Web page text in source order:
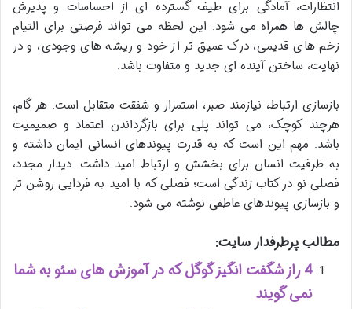
انتظارات، آمادگی برای طیف گسترده ای از احساسات و پذیرش
چالش ها همراه می شود. این لحظه می تواند فرصتی برای التیام
زخم های قدیمی، درک عمیق تر از خود و ریشه های وجودی، و در
نهایت، ساختن آینده ای جدید و متفاوت باشد.
بازسازی ارتباط، نیازمند صبر، استمرار و شفقت متقابل است. هر گام،
هرچند کوچک، می تواند پلی برای بازگرداندن اعتماد و صمیمیت
باشد. مهم این است که به قدرت پیوندهای انسانی ایمان داشته و
به ظرفیت انسان برای بخشش و ارتباط امید داشت. دیدار مجدد،
فصلی نو در کتاب زندگی است؛ فصلی که با امید به فردایی روشن تر
و بازسازی پیوندهای عاطفی نوشته می شود.
مطالب پرطرفدار سایت:
4 راز شگفت انگیز گوگل که در آموزش های سئو به شما
نمی گویند